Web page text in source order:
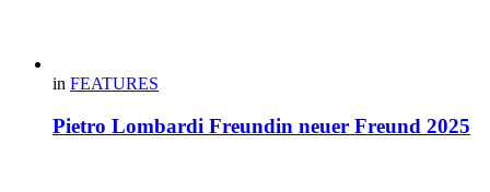
in FEATURES
Pietro Lombardi Freundin neuer Freund 2025